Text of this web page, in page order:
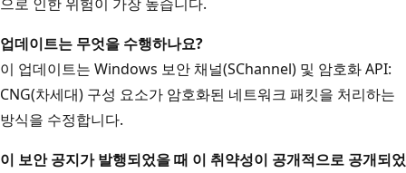
업데이트는 무엇을 수행하나요?
이 업데이트는 Windows 보안 채널(SChannel) 및 암호화 API:
CNG(차세대) 구성 요소가 암호화된 네트워크 패킷을 처리하는
방식을 수정합니다.
이 보안 공지가 발행되었을 때 이 취약성이 공개적으로 공개되었